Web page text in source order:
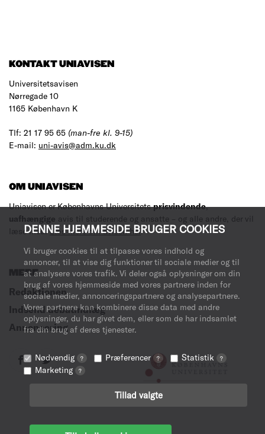
DENNE HJEMMESIDE BRUGER COOKIES
Vi bruger cookies til at tilpasse vores indhold og
annoncer, til at vise dig funktioner til sociale medier og til
at analysere vores trafik. Vi deler også oplysninger om din
brug af vores hjemmeside med vores partnere inden for
sociale medier, annonceringspartnere og analysepartnere.
Vores partnere kan kombinere disse data med andre
oplysninger, du har givet dem, eller som de har indsamlet
fra din brug af deres tjenester.
Nødvendig ? Præferencer ? Statistik ?
Marketing ?
Tillad valgte
KONTAKT UNIAVISEN
Universitetsavisen
Nørregade 10
1165 København K
Tlf: 21 17 95 65 (man-fre kl. 9-15)
E-mail: uni-avis@adm.ku.dk
OM UNIAVISEN
Uniavisen er Københavns Universitetsprisvindende,
uafhængige avis til studerende og ansatte – og alle andre, der vil
læse med.Læs mere om avisen her.
MERE
Redaktionen
Indsend debatindlæg
Annoncering